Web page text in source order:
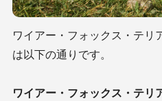
ワイアー・フォックス・テリ
は以下の通りです。
ワイアー・フォックス・テリ